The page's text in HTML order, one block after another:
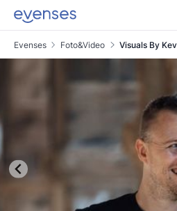
Evenses Foto&Video Visuals By